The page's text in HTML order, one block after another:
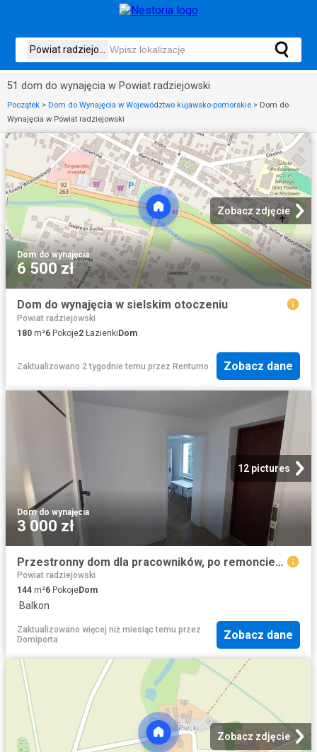
51 dom do wynajęcia w Powiat radziejowski
Początek > Dom do Wynajęcia w Województwo kujawsko-pomorskie > Dom do
Wynajęcia w Powiat radziejowski
Zobacz zdjęcie
Dom·do wynajęcia
6 500 zł
Dom do wynajęcia w sielskim otoczeniu
Powiat radziejowski
180 m²6 Pokoje2 ŁazienkiDom
Zaktualizowano 2 tygodnie temu przez Rentumo Zobacz dane
12 pictures
Dom·do wynajęcia
3 000 zł
Przestronny dom dla pracowników, po remoncie, centrum Kruszwicy
Powiat radziejowski
144 m²6 PokojeDom
·Balkon
Zaktualizowano więcej niż miesiąc temu przez
Domiporta
Zobacz dane
Zobacz zdjęcie